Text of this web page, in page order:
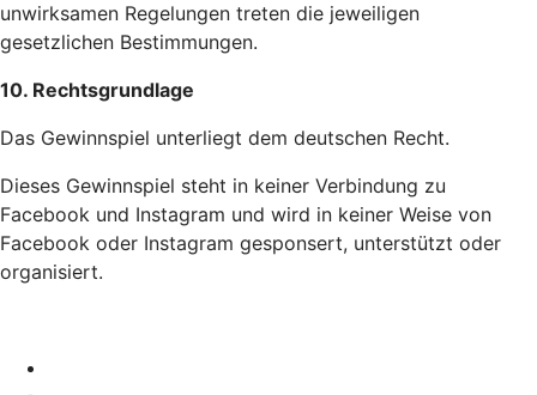
unwirksamen Regelungen treten die jeweiligen
gesetzlichen Bestimmungen.
10. Rechtsgrundlage
Das Gewinnspiel unterliegt dem deutschen Recht.
Dieses Gewinnspiel steht in keiner Verbindung zu
Facebook und Instagram und wird in keiner Weise von
Facebook oder Instagram gesponsert, unterstützt oder
organisiert.